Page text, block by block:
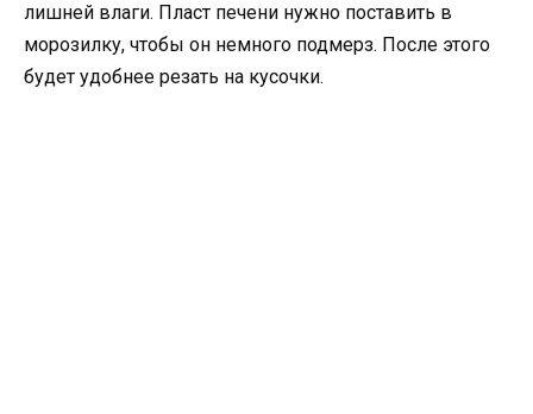
лишней влаги. Пласт печени нужно поставить в
морозилку, чтобы он немного подмерз. После этого
будет удобнее резать на кусочки.